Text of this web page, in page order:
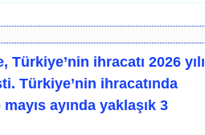
ihracatı 2026 yılı
Türkiye’nin ihracatında
ayında yaklaşık 3